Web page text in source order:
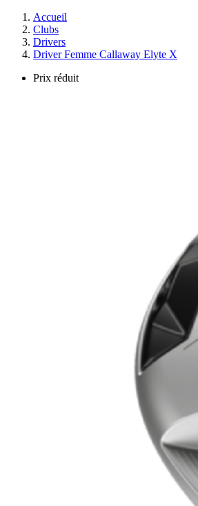
Accueil
Clubs
Drivers
Driver Femme Callaway Elyte X
Prix réduit